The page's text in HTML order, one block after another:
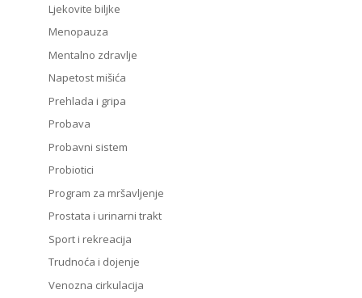
Ljekovite biljke
Menopauza
Mentalno zdravlje
Napetost mišića
Prehlada i gripa
Probava
Probavni sistem
Probiotici
Program za mršavljenje
Prostata i urinarni trakt
Sport i rekreacija
Trudnoća i dojenje
Venozna cirkulacija